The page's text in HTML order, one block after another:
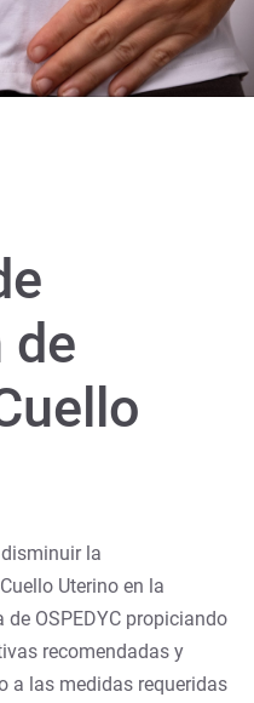
de
la
Uterino en la
OSPEDYC propiciando
recomendadas y
a las medidas requeridas